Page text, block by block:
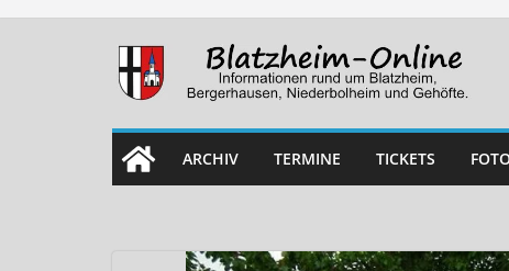
Skip
ARCHIV TERMINE TICKETS